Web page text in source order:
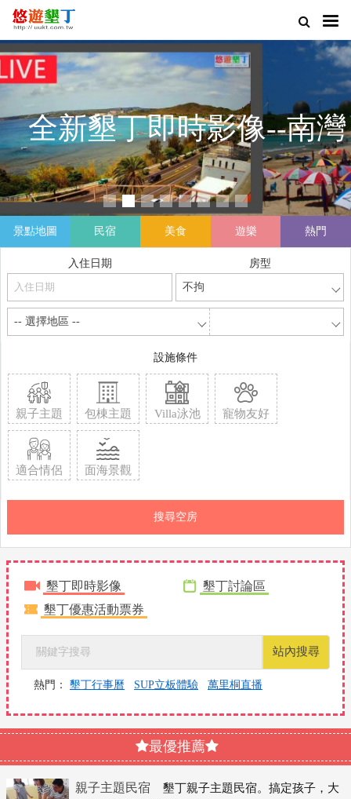
悠遊墾丁
全新墾丁即時影像--南灣
景點地圖 民宿 美食 遊樂 熱門
入住日期
房型
不拘
-- 選擇地區 --
設施條件
親子主題 包棟主題 Villa泳池 寵物友好
適合情侶 面海景觀
搜尋空房
墾丁即時影像
墾丁討論區
墾丁優惠活動票券
站內搜尋
熱門： 墾丁行事曆 SUP立板體驗 萬里桐直播
最優推薦
親子主題民宿
墾丁親子主題民宿。搞定孩子，大